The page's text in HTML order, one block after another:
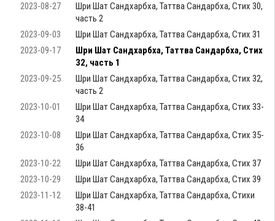
2023-08-27
Шри Шат Сандхарбха, Таттва Сандарбха, Стих 30,
часть 2
2023-09-03
Шри Шат Сандхарбха, Таттва Сандарбха, Стих 31
2023-09-17
Шри Шат Сандхарбха, Таттва Сандарбха, Стих
32, часть 1
2023-09-25
Шри Шат Сандхарбха, Таттва Сандарбха, Стих 32,
часть 2
2023-10-01
Шри Шат Сандхарбха, Таттва Сандарбха, Стих 33-
34
2023-10-08
Шри Шат Сандхарбха, Таттва Сандарбха, Стих 35-
36
2023-10-22
Шри Шат Сандхарбха, Таттва Сандарбха, Стих 37
2023-10-29
Шри Шат Сандхарбха, Таттва Сандарбха, Стих 39
2023-11-12
Шри Шат Сандхарбха, Таттва Сандарбха, Стихи
38-41